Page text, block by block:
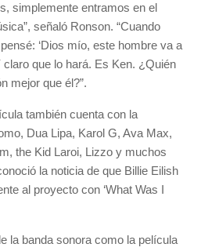
simplemente entramos en el
señaló Ronson. “Cuando
‘Dios mío, este hombre va a
claro que lo hará. Es Ken. ¿Quién
mejor que él?”.
también cuenta con la
Dua Lipa, Karol G, Ava Max,
the Kid Laroi, Lizzo y muchos
la noticia de que Billie Eilish
al proyecto con ‘What Was I
la banda sonora como la película